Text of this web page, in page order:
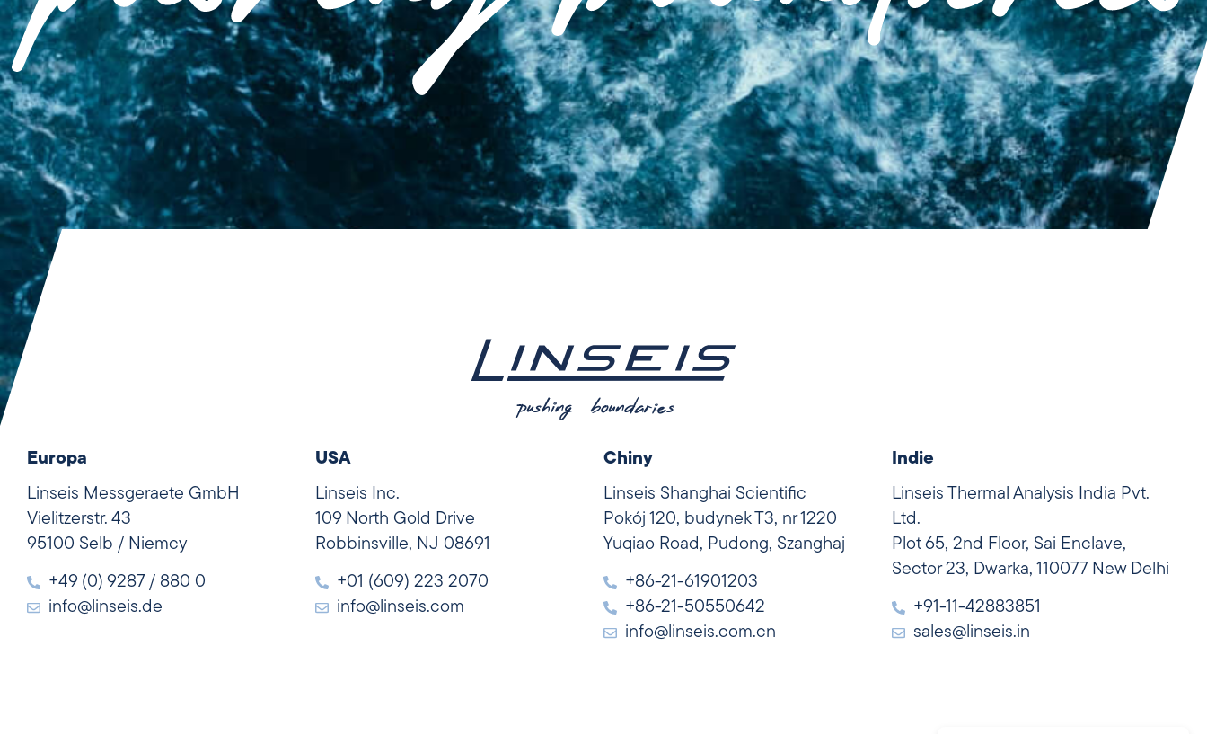
Europa
Linseis Messgeraete GmbH
Vielitzerstr. 43
95100 Selb / Niemcy
+49 (0) 9287 / 880 0
info@linseis.de
USA
Linseis Inc.
109 North Gold Drive
Robbinsville, NJ 08691
+01 (609) 223 2070
info@linseis.com
Chiny
Linseis Shanghai Scientific
Pokój 120, budynek T3, nr 1220
Yuqiao Road, Pudong, Szanghaj
+86-21-61901203
+86-21-50550642
info@linseis.com.cn
Indie
Linseis Thermal Analysis India Pvt.
Ltd.
Plot 65, 2nd Floor, Sai Enclave,
Sector 23, Dwarka, 110077 New Delhi
+91-11-42883851
sales@linseis.in